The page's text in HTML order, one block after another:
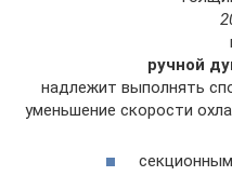
ручной
надлежит выполнять
уменьшение скорости